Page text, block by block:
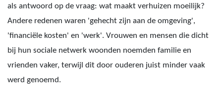
als antwoord op de vraag: wat maakt verhuizen moeilijk?
Andere redenen waren 'gehecht zijn aan de omgeving',
'financiële kosten' en 'werk'. Vrouwen en mensen die dicht
bij hun sociale netwerk woonden noemden familie en
vrienden vaker, terwijl dit door ouderen juist minder vaak
werd genoemd.